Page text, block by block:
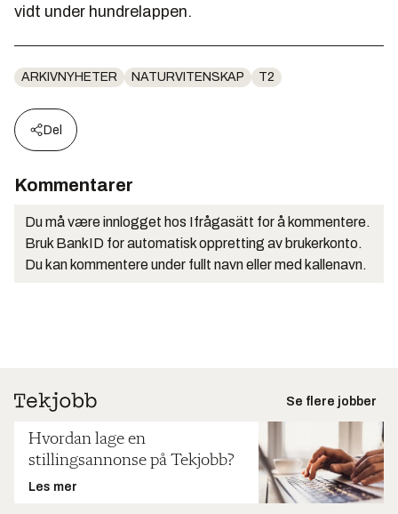
vidt under hundrelappen.
ARKIVNYHETER NATURVITENSKAP T2
Del
Kommentarer
Du må være innlogget hos Ifrågasätt for å kommentere.
Bruk BankID for automatisk oppretting av brukerkonto.
Du kan kommentere under fullt navn eller med kallenavn.
Se flere jobber
Hvordan lage en
stillingsannonse på Tekjobb?
Les mer